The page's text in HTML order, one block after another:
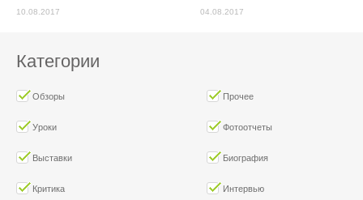
10.08.2017 04.08.2017
Категории
Обзоры Прочее
Уроки Фотоотчеты
Выставки Биография
Критика Интервью